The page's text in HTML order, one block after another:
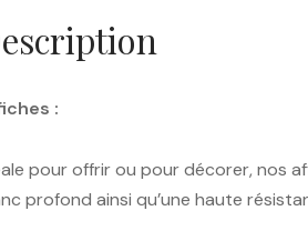
:
pour offrir ou pour décorer, nos
profond ainsi qu’une haute